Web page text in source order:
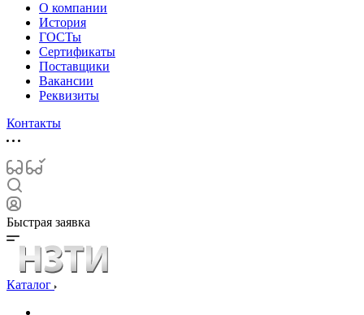
О компании
История
ГОСТы
Сертификаты
Поставщики
Вакансии
Реквизиты
Контакты
Быстрая заявка
Каталог